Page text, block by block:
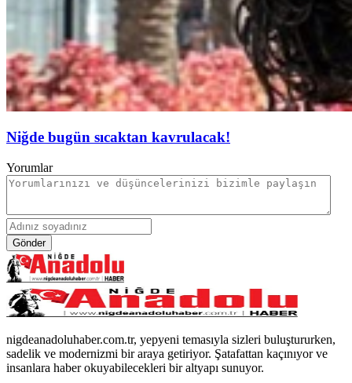
Niğde bugün sıcaktan kavrulacak!
Yorumlar
Gönder
nigdeanadoluhaber.com.tr, yepyeni temasıyla sizleri buluştururken,
sadelik ve modernizmi bir araya getiriyor. Şatafattan kaçınıyor ve
insanlara haber okuyabilecekleri bir altyapı sunuyor.